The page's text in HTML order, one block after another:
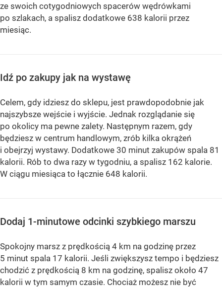
ze swoich cotygodniowych spacerów wędrówkami
po szlakach, a spalisz dodatkowe 638 kalorii przez
miesiąc.
Idź po zakupy jak na wystawę
Celem, gdy idziesz do sklepu, jest prawdopodobnie jak
najszybsze wejście i wyjście. Jednak rozglądanie się
po okolicy ma pewne zalety. Następnym razem, gdy
będziesz w centrum handlowym, zrób kilka okrążeń
i obejrzyj wystawy. Dodatkowe 30 minut zakupów spala 81
kalorii. Rób to dwa razy w tygodniu, a spalisz 162 kalorie.
W ciągu miesiąca to łącznie 648 kalorii.
Dodaj 1-minutowe odcinki szybkiego marszu
Spokojny marsz z prędkością 4 km na godzinę przez
5 minut spala 17 kalorii. Jeśli zwiększysz tempo i będziesz
chodzić z prędkością 8 km na godzinę, spalisz około 47
kalorii w tym samym czasie. Chociaż możesz nie być